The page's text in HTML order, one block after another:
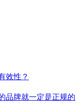
效性？
品牌就一定是正规的